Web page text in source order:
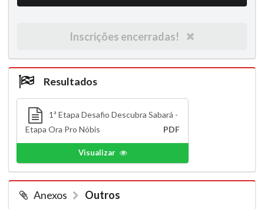
Inscrições encerradas!
Resultados
1ª Etapa Desafio Descubra Sabará -
Etapa Ora Pro Nóbis
PDF
Visualizar
Anexos Outros